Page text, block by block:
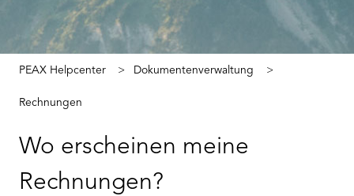
PEAX Helpcenter Dokumentenverwaltung
Rechnungen
Wo erscheinen meine
Rechnungen?